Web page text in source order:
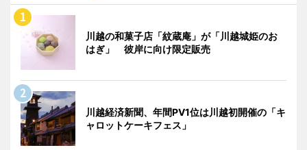
川越の和菓子店「紋蔵庵」が「川越城姫のお
はぎ」 彼岸に向け限定販売
川越経済新聞、年間PV1位は川越初開催の「キ
ャロットケーキフェス」